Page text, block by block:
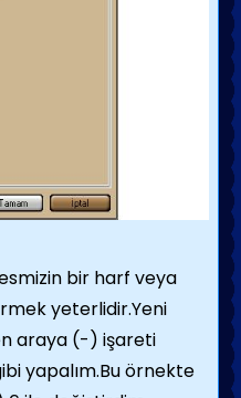
bir harf veya
yeterlidir.Yeni
araya (-) işareti
yapalım.Bu örnekte